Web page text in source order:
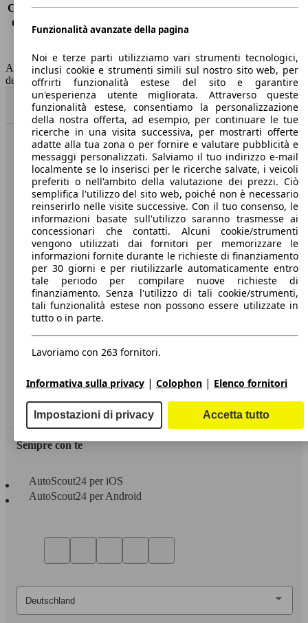
Consumo (extra-urbano) 4.7 l/100km
Consumo (combinato)*
5.6 l/100km
Capacità del serbatoio
52 l
AutoScout24 non si assume alcuna responsabilità per la correttezza
dei dati.
Torna su
Benvenuti su AutoScout24, il mercato auto europeo.
Società
A proposito di AutoScout24
Stampa
Media
Condizioni generali
Informazioni
Privacy
Dichiarazione di Accessibilità
Servizi
Area rivenditori
Sempre con te
AutoScout24 per iOS
AutoScout24 per Android
Funzionalità avanzate della pagina
Noi e terze parti utilizziamo vari strumenti tecnologici,
inclusi cookie e strumenti simili sul nostro sito web, per
offrirti funzionalità estese del sito e garantire
un'esperienza utente migliorata. Attraverso queste
funzionalità estese, consentiamo la personalizzazione
della nostra offerta, ad esempio, per continuare le tue
ricerche in una visita successiva, per mostrarti offerte
adatte alla tua zona o per fornire e valutare pubblicità e
messaggi personalizzati. Salviamo il tuo indirizzo e-mail
localmente se lo inserisci per le ricerche salvate, i veicoli
preferiti o nell'ambito della valutazione dei prezzi. Ciò
semplifica l'utilizzo del sito web, poiché non è necessario
reinserirlo nelle visite successive. Con il tuo consenso, le
informazioni basate sull'utilizzo saranno trasmesse ai
concessionari che contatti. Alcuni cookie/strumenti
vengono utilizzati dai fornitori per memorizzare le
informazioni fornite durante le richieste di finanziamento
per 30 giorni e per riutilizzarle automaticamente entro
tale periodo per compilare nuove richieste di
finanziamento. Senza l'utilizzo di tali cookie/strumenti,
tali funzionalità estese non possono essere utilizzate in
tutto o in parte.
Lavoriamo con 263 fornitori.
Informativa sulla privacy | Colophon | Elenco fornitori
Impostazioni di privacy Accetta tutto